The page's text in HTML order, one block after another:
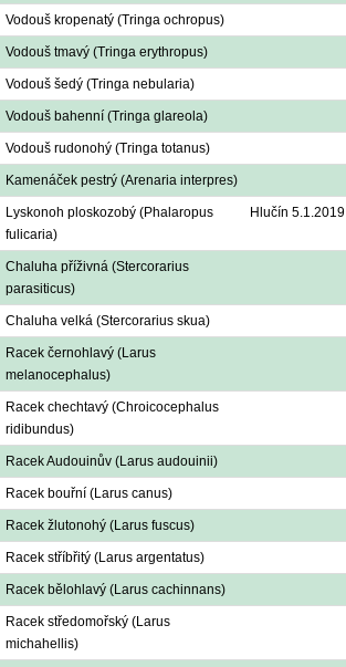
Vodouš kropenatý (Tringa ochropus)
Vodouš tmavý (Tringa erythropus)
Vodouš šedý (Tringa nebularia)
Vodouš bahenní (Tringa glareola)
Vodouš rudonohý (Tringa totanus)
Kamenáček pestrý (Arenaria interpres)
Lyskonoh ploskozobý (Phalaropus
fulicaria)
Hlučín 5.1.2019
Chaluha příživná (Stercorarius
parasiticus)
Chaluha velká (Stercorarius skua)
Racek černohlavý (Larus
melanocephalus)
Racek chechtavý (Chroicocephalus
ridibundus)
Racek Audouinův (Larus audouinii)
Racek bouřní (Larus canus)
Racek žlutonohý (Larus fuscus)
Racek stříbřitý (Larus argentatus)
Racek bělohlavý (Larus cachinnans)
Racek středomořský (Larus
michahellis)